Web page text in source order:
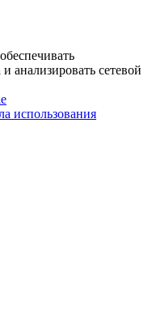
анализировать сетевой
использования